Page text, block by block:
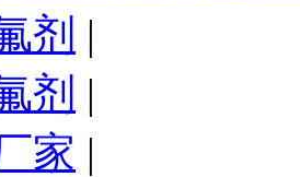
剂 |
剂 |
家 |